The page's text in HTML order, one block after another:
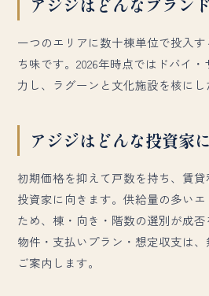
アジジはどんなブラン
一つのエリアに数十棟単位で投入
ち味です。2026年時点ではドバイ・
力し、ラグーンと文化施設を核にし
アジジはどんな投資家
初期価格を抑えて戸数を持ち、賃
投資家に向きます。供給量の多い
ため、棟・向き・階数の選別が成
物件・支払いプラン・想定収支は
ご案内します。